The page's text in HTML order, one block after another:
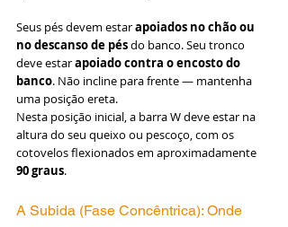
Seus pés devem estar apoiados no chão ou
no descanso de pés do banco. Seu tronco
deve estar apoiado contra o encosto do
banco. Não incline para frente — mantenha
uma posição ereta.
Nesta posição inicial, a barra W deve estar na
altura do seu queixo ou pescoço, com os
cotovelos flexionados em aproximadamente
90 graus.
A Subida (Fase Concêntrica): Onde